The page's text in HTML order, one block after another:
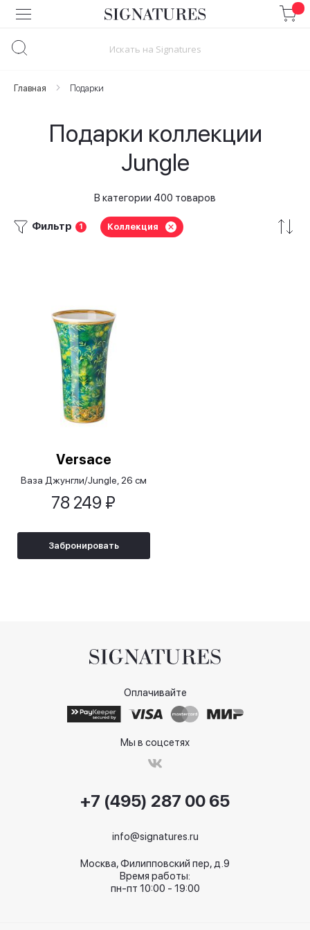
Skip
to
Главная Подарки
Подарки коллекции
Jungle
В категории 400 товаров
Фильтр 1 Коллекция
Versace
Ваза Джунгли/Jungle, 26 см
78 249 ₽
Забронировать
Оплачивайте
Мы в соцсетях
+7 (495) 287 00 65
info@signatures.ru
Москва, Филипповский пер, д.9
Время работы:
пн-пт 10:00 - 19:00